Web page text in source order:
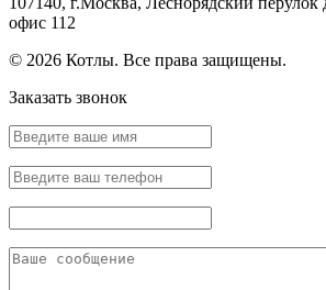
офис 112
© 2026 Котлы. Все права защищены.
Заказать звонок